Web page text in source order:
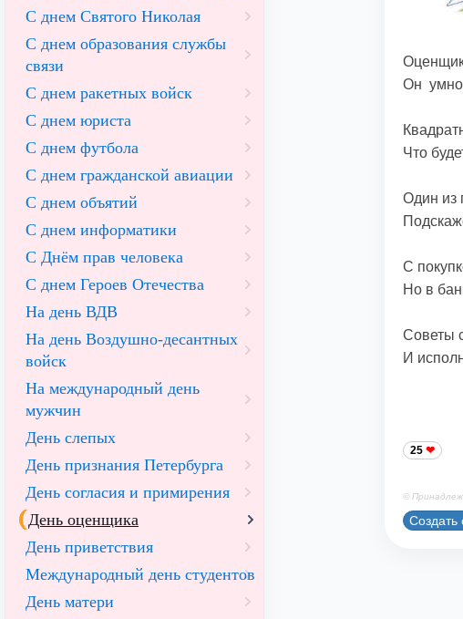
Оценщик
Он
Что
Один из
С
Но в
Советы
И
25
©
Создать
С днем Святого Николая
С днем образования службы
связи
С днем ракетных войск
С днем юриста
С днем футбола
С днем гражданской авиации
С днем объятий
С днем информатики
С Днём прав человека
С днем Героев Отечества
На день ВДВ
На день Воздушно-десантных
войск
На международный день
мужчин
День слепых
День признания Петербурга
День согласия и примирения
День оценщика
День приветствия
Международный день студентов
День матери